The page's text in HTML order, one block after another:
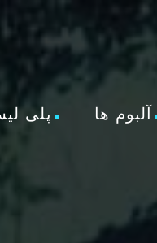
آلبوم ها پلی